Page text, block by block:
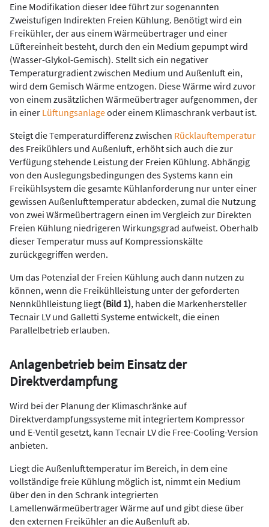
Eine Modifikation dieser Idee führt zur sogenannten
Zweistufigen Indirekten Freien Kühlung. Benötigt wird ein
Freikühler, der aus einem Wärmeübertrager und einer
Lüftereinheit besteht, durch den ein Medium gepumpt wird
(Wasser-Glykol-Gemisch). Stellt sich ein negativer
Temperaturgradient zwischen Medium und Außenluft ein,
wird dem Gemisch Wärme entzogen. Diese Wärme wird zuvor
von einem zusätzlichen Wärmeübertrager aufgenommen, der
in einer Lüftungsanlageoder einem Klimaschrank verbaut ist.
Steigt die Temperaturdifferenz zwischen Rücklauftemperatur
des Freikühlers und Außenluft, erhöht sich auch die zur
Verfügung stehende Leistung der Freien Kühlung. Abhängig
von den Auslegungsbedingungen des Systems kann ein
Freikühlsystem die gesamte Kühlanforderung nur unter einer
gewissen Außenlufttemperatur abdecken, zumal die Nutzung
von zwei Wärmeübertragern einen im Vergleich zur Direkten
Freien Kühlung niedrigeren Wirkungsgrad aufweist. Oberhalb
dieser Temperatur muss auf Kompressionskälte
zurückgegriffen werden.
Um das Potenzial der Freien Kühlung auch dann nutzen zu
können, wenn die Freikühlleistung unter der geforderten
Nennkühlleistung liegt (Bild 1), haben die Markenhersteller
Tecnair LV und Galletti Systeme entwickelt, die einen
Parallelbetrieb erlauben.
Anlagenbetrieb beim Einsatz der
Direktverdampfung
Wird bei der Planung der Klimaschränke auf
Direktverdampfungssysteme mit integriertem Kompressor
und E-Ventil gesetzt, kann Tecnair LV die Free-Cooling-Version
anbieten.
Liegt die Außenlufttemperatur im Bereich, in dem eine
vollständige freie Kühlung möglich ist, nimmt ein Medium
über den in den Schrank integrierten
Lamellenwärmeübertrager Wärme auf und gibt diese über
den externen Freikühler an die Außenluft ab.